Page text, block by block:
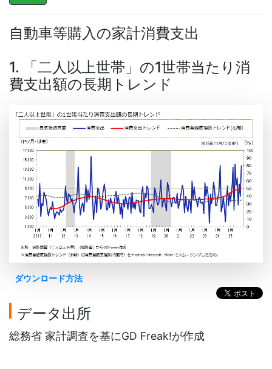
自動車等購入の家計消費支出
1. 「二人以上世帯」の1世帯当たり消
費支出額の長期トレンド
ダウンロード方法
データ出所
総務省 家計調査を基にGD Freak!が作成